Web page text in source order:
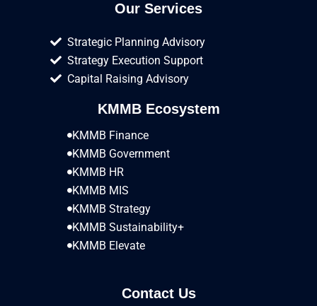
Our Services
Strategic Planning Advisory
Strategy Execution Support
Capital Raising Advisory
KMMB Ecosystem
KMMB Finance
KMMB Government
KMMB HR
KMMB MIS
KMMB Strategy
KMMB Sustainability+
KMMB Elevate
Contact Us